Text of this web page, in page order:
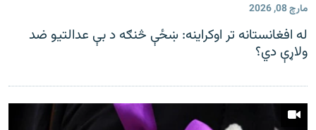
مارچ 08, 2026
له افغانستانه تر اوکراینه: ښځې څنګه د بې عدالتیو ضد
ولاړې دي؟